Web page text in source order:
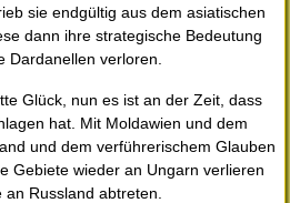
sie endgültig aus dem asiatischen
dann ihre strategische Bedeutung
Dardanellen verloren.
Glück, nun es ist an der Zeit, dass
hat. Mit Moldawien und dem
und dem verführerischem Glauben
Gebiete wieder an Ungarn verlieren
Russland abtreten.